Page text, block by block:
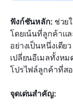
ฟังก์ชันหลัก: ช่วย
โดยเน้นที่ลูกค้าแ
อย่างเป็นหนึ่งเดี
เปลี่ยนอีเมลทั้งห
โปรไฟล์ลูกค้าที่ส
จุดเด่นสำคัญ: